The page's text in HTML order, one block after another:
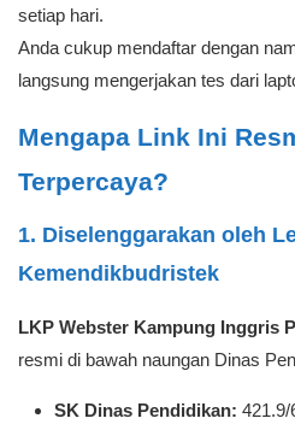
setiap hari.
Anda cukup mendaftar dengan
langsung mengerjakan tes dari
Mengapa Link Ini
Terpercaya?
1. Diselenggarakan oleh
Kemendikbudristek
LKP Webster Kampung Inggris
resmi di bawah naungan Dinas
SK Dinas Pendidikan: 421.9/